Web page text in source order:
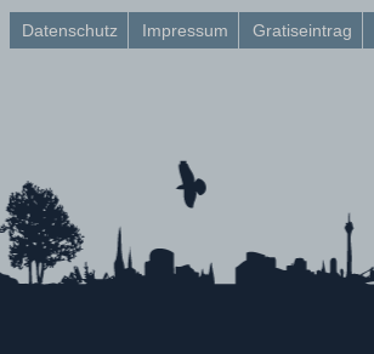
Datenschutz Impressum Gratiseintrag